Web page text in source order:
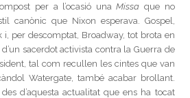
per a l’ocasió unaMissaque no
canònic que Nixon esperava. Gospel,
i, per descomptat, Broadway, tot brota en
sacerdot activista contra la Guerra de
tal com recullen les cintes que van
Watergate, també acabar brollant.
d’aquesta actualitat que ens ha tocat